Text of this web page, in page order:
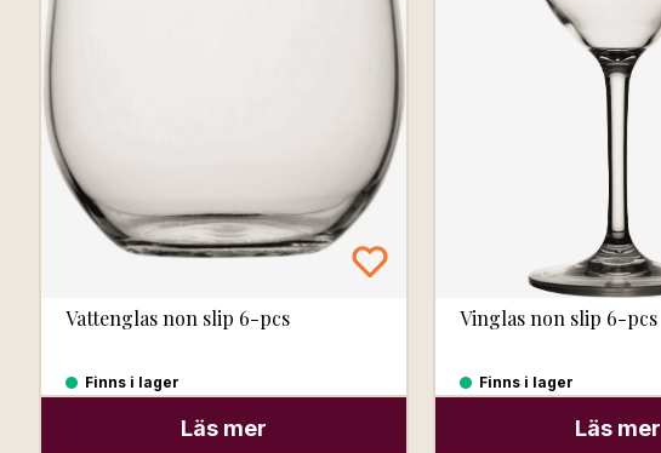
Vattenglas non slip 6-pcs
Finns i lager
Läs mer
Vinglas non slip 6-pcs
Finns i lager
Läs mer